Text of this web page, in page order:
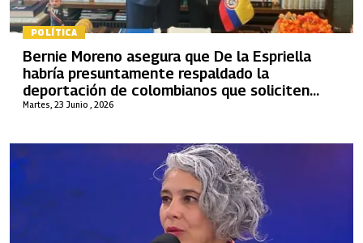
POLÍTICA
Martes, 23 Junio , 2026
Bernie Moreno asegura que De la Espriella
habría presuntamente respaldado la
deportación de colombianos que soliciten
asilo en EE. UU.